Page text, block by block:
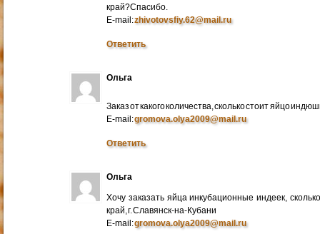
край?Спасибо.
E-mail:zhivotovsfiy.62@mail.ru
Ответить
Ольга
Заказ от какого количества, сколько стоит яйцо
E-mail:gromova.olya2009@mail.ru
Ответить
Ольга
Хочу заказать яйца инкубационные индеек,
край, г. Славянск-на-Кубани
E-mail:gromova.olya2009@mail.ru